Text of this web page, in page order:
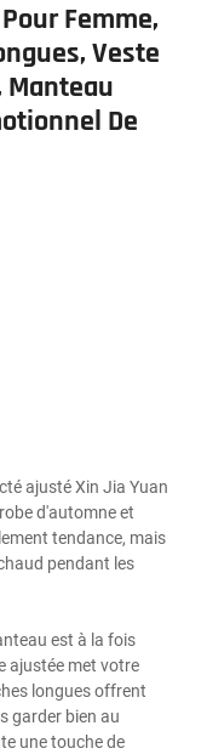
Femme,
Veste
Manteau
De
ajusté Xin Jia Yuan
d'automne et
tendance, mais
pendant les
est à la fois
ajustée met votre
longues offrent
garder bien au
une touche de